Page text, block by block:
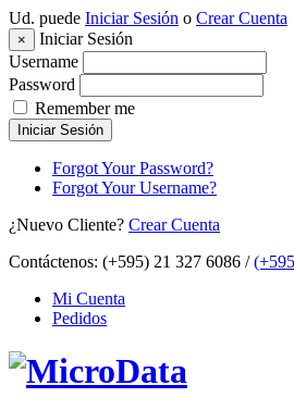
Ud. puede Iniciar Sesión o Crear Cuenta
×
Iniciar Sesión
Username
Password
Remember me
Iniciar Sesión
Forgot Your Password?
Forgot Your Username?
¿Nuevo Cliente? Crear Cuenta
Contáctenos: (+595) 21 327 6086 /
Mi Cuenta
Pedidos